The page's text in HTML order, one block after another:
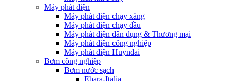
Máy phát điện
Máy phát điện chạy xăng
Máy phát điện chạy dầu
Máy phát điện dân dụng & Thương mại
Máy phát điện công nghiệp
Máy phát điện Huyndai
Bơm công nghiệp
Bơm nước sạch
Ebara-Italia